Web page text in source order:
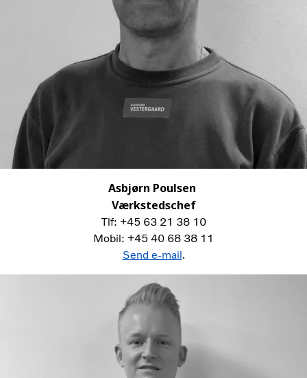
Asbjørn Poulsen
Værkstedschef
Tlf: +45 63 21 38 10
Mobil: +45 40 68 38 11
Send e-mail.